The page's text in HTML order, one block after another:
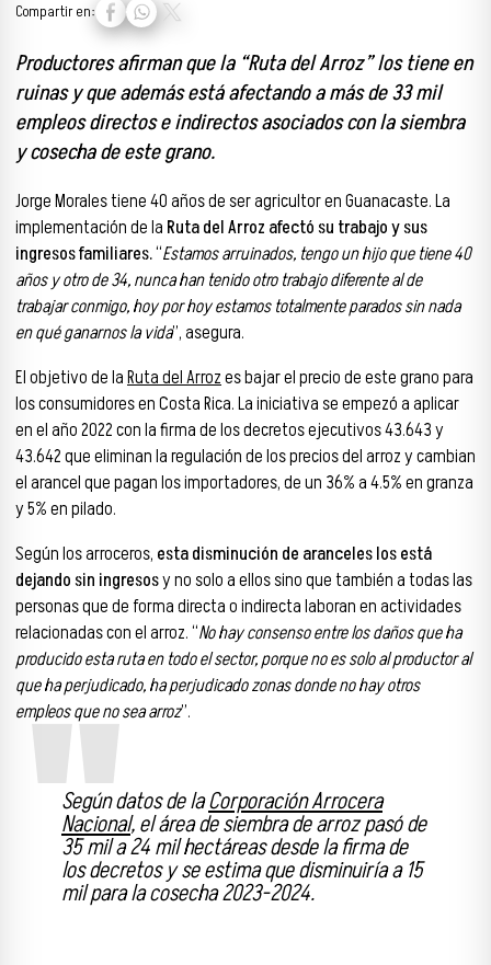
Compartir en:
Productores afirman que la “Ruta del Arroz” los tiene en
ruinas y que además está afectando a más de 33 mil
empleos directos e indirectos asociados con la siembra
y cosecha de este grano.
Jorge Morales tiene 40 años de ser agricultor en Guanacaste. La
implementación de la Ruta del Arroz afectó su trabajo y sus
ingresos familiares.“Estamos arruinados, tengo un hijo que tiene 40
años y otro de 34, nunca han tenido otro trabajo diferente al de
trabajar conmigo, hoy por hoy estamos totalmente parados sin nada
en qué ganarnos la vida”, asegura.
El objetivo de laRuta del Arrozes bajar el precio de este grano para
los consumidores en Costa Rica. La iniciativa se empezó a aplicar
en el año 2022 con la firma de los decretos ejecutivos 43.643 y
43.642 que eliminan la regulación de los precios del arroz y cambian
el arancel que pagan los importadores, de un 36% a 4.5% en granza
y 5% en pilado.
Según los arroceros, esta disminución de aranceles los está
dejando sin ingresosy no solo a ellos sino que también a todas las
personas que de forma directa o indirecta laboran en actividades
relacionadas con el arroz. “No hay consenso entre los daños que ha
producido esta ruta en todo el sector, porque no es solo al productor al
que ha perjudicado, ha perjudicado zonas donde no hay otros
empleos que no sea arroz”.
Según datos de laCorporación Arrocera
Nacional, el área de siembra de arroz pasó de
35 mil a 24 mil hectáreas desde la firma de
los decretos y se estima que disminuiría a 15
mil para la cosecha 2023-2024.